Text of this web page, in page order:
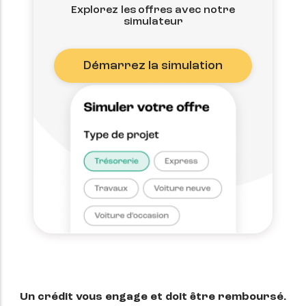
Explorez les offres avec notre
simulateur
Démarrez la simulation
Un crédit vous engage et doit être remboursé.